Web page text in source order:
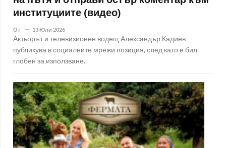
институциите (видео)
От 13 Юли 2026
Актьорът и телевизионен водещ Александър Кадиев
публикува в социалните мрежи позиция, след като е бил
глобен за използване..